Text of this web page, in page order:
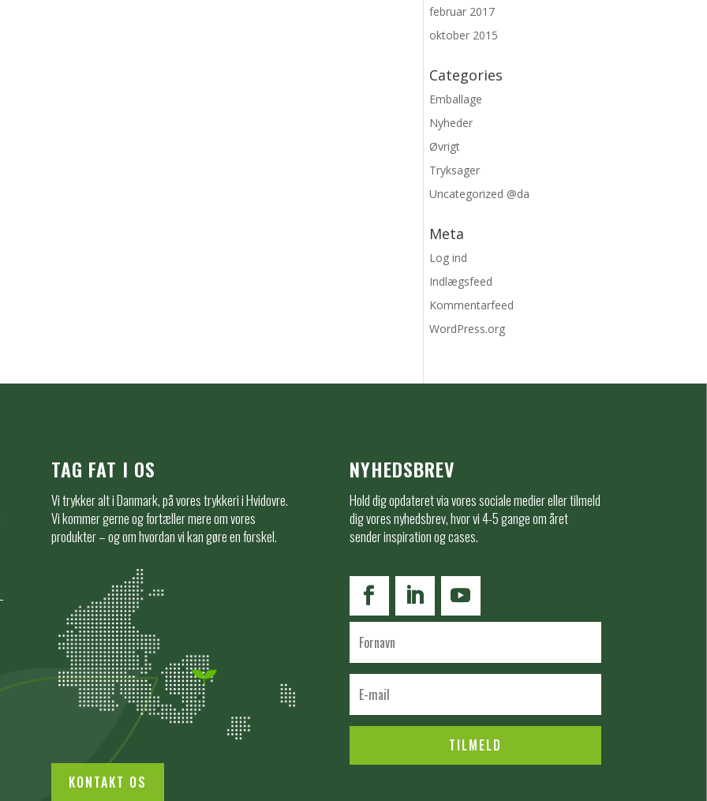
februar 2017
oktober 2015
Categories
Emballage
Nyheder
Øvrigt
Tryksager
Uncategorized @da
Meta
Log ind
Indlægsfeed
Kommentarfeed
WordPress.org
TAG FAT I OS
Vi trykker alt i Danmark, på vores trykkeri i Hvidovre.
Vi kommer gerne og fortæller mere om vores
produkter – og om hvordan vi kan gøre en forskel.
KONTAKT OS
NYHEDSBREV
Hold dig opdateret via vores sociale medier eller tilmeld
dig vores nyhedsbrev, hvor vi 4-5 gange om året
sender inspiration og cases.
TILMELD